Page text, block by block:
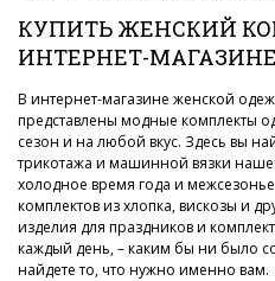
КУПИТЬ ЖЕНСКИЙ
ИНТЕРНЕТ-
В интернет-магазине женской
представлены модные комплекты
сезон и на любой вкус. Здесь вы
трикотажа и машинной вязки
холодное время года и
комплектов из хлопка, вискозы и
изделия для праздников и
каждый день, – каким бы ни было
найдете то, что нужно именно вам.